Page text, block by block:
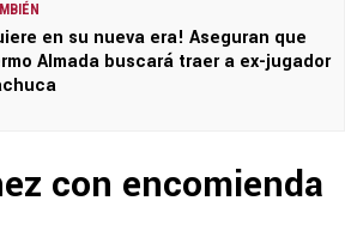
en su nueva era! Aseguran que
Almada buscará traer a ex-jugador
con encomienda